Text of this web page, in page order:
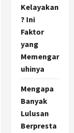
Kelayakan
? Ini
Faktor
yang
Memengar
uhinya
Mengapa
Banyak
Lulusan
Berpresta